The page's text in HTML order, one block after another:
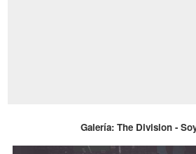
Galería: The Division -